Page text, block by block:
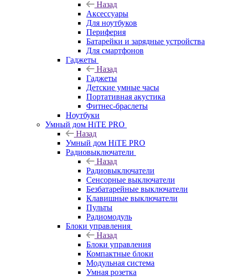
Назад
Аксессуары
Для ноутбуков
Периферия
Батарейки и зарядные устройства
Для смартфонов
Гаджеты
Назад
Гаджеты
Детские умные часы
Портативная акустика
Фитнес-браслеты
Ноутбуки
Умный дом HiTE PRO
Назад
Умный дом HiTE PRO
Радиовыключатели
Назад
Радиовыключатели
Сенсорные выключатели
Безбатарейные выключатели
Клавишные выключатели
Пульты
Радиомодуль
Блоки управления
Назад
Блоки управления
Компактные блоки
Модульная система
Умная розетка